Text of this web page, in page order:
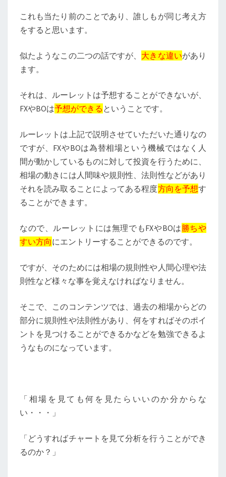
これも当たり前のことであり、誰しもが同じ考え方
をすると思います。
似たようなこの二つの話ですが、 大きな違いがあり
ます。
それは、ルーレットは予想することができないが、
FXやBOは予想ができる ということです。
ルーレットは上記で説明させていただいた通りなの
ですが、FXやBOは為替相場という機械ではなく人
間が動かしているものに対して投資を行うために、
相場の動きには人間味や規則性、法則性などがあり
それを読み取ることによってある程度方向を予想す
ることができます。
なので、ルーレットには無理でもFXやBOは勝ちや
すい方向にエントリーすることができるのです。
ですが、そのためには相場の規則性や人間心理や法
則性など様々な事を覚えなければなりません。
そこで、このコンテンツでは、過去の相場からどの
部分に規則性や法則性があり、何をすればそのポイ
ントを見つけることができるかなどを勉強できるよ
うなものになっています。
「相場を見ても何を見たらいいのか分からな
い・・・」
「どうすればチャートを見て分析を行うことができ
るのか？」